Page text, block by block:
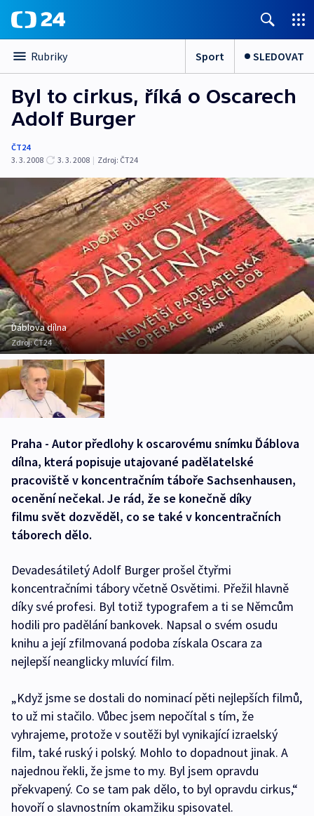
Rubriky Sport SLEDOVAT
Byl to cirkus, říká o Oscarech
Adolf Burger
ČT24
3. 3. 2008
3. 3. 2008 | Zdroj: ČT24
Ďáblova dílna
Zdroj:ČT24
Praha - Autor předlohy k oscarovému snímku Ďáblova
dílna, která popisuje utajované padělatelské
pracoviště v koncentračním táboře Sachsenhausen,
ocenění nečekal. Je rád, že se konečně díky
filmu svět dozvěděl, co se také v koncentračních
táborech dělo.
Devadesátiletý Adolf Burger prošel čtyřmi
koncentračními tábory včetně Osvětimi. Přežil hlavně
díky své profesi. Byl totiž typografem a ti se Němcům
hodili pro padělání bankovek. Napsal o svém osudu
knihu a její zfilmovaná podoba získala Oscara za
nejlepší neanglicky mluvící film.
„Když jsme se dostali do nominací pěti nejlepších filmů,
to už mi stačilo. Vůbec jsem nepočítal s tím, že
vyhrajeme, protože v soutěži byl vynikající izraelský
film, také ruský i polský. Mohlo to dopadnout jinak. A
najednou řekli, že jsme to my. Byl jsem opravdu
překvapený. Co se tam pak dělo, to byl opravdu cirkus,“
hovoří o slavnostním okamžiku spisovatel.